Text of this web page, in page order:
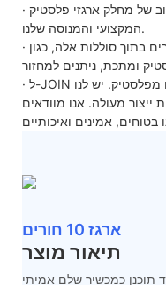
· כל העיצוב של מחלק ארגזי פלסטיק JOIN מבוצע על ידי הצוות
המקצועי והמנוסה שלנו.
· המוצר ידידותי לסביבה. רבים מהחומרים בתוך סוללות אלה, כגון
· ל-JOIN ניסיון עשיר בתפעול מחיצת ארגזים מפלסטיק. יש לנו
ייצור מעולה. אנו מוודאים
ארגז 10 חורים
תיאור מוצר
תוכנן כמכשיר שלם אמיתי